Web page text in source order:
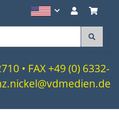
• FAX +49 (0) 6332-